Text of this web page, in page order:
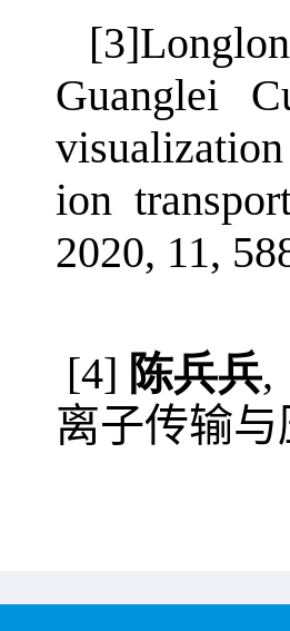
Guanglei
ion
2020, 11,
[4] 陈兵兵,
离子传输